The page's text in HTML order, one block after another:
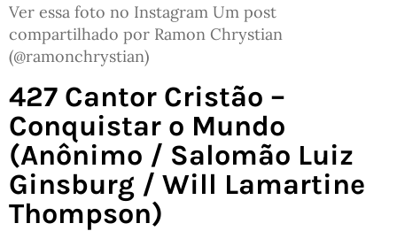
Ver essa foto no Instagram Um post
compartilhado por Ramon Chrystian
(@ramonchrystian)
427 Cantor Cristão –
Conquistar o Mundo
(Anônimo / Salomão Luiz
Ginsburg / Will Lamartine
Thompson)